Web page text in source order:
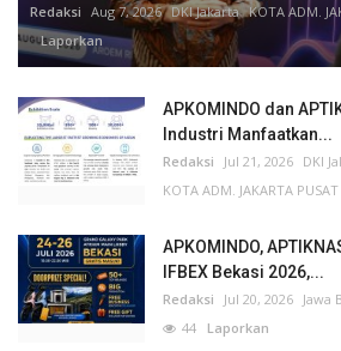
Redaksi Aug 7, 2026 DKI Jakarta KOTA ADM.
Laporkan
APKOMINDO dan
Industri Manfaatkan...
Redaksi Jul 21, 2026 DKI
KOTA ADM. JAKARTA PUSAT
APKOMINDO,
IFBEX Bekasi 2026,...
Redaksi Jul 20, 2026 Jawa
44 Laporkan